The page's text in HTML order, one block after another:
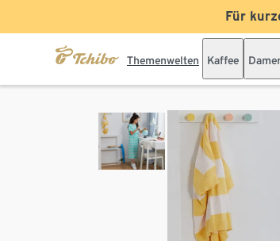
Für
Themenwelten Kaffee